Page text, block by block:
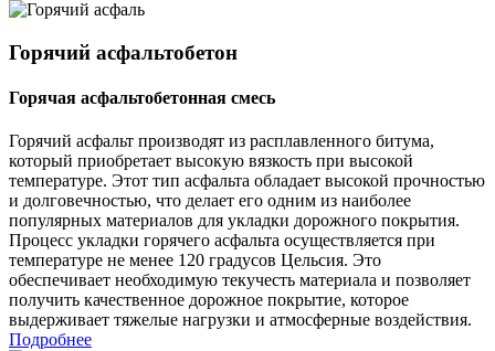
Горячий асфальтобетон
Горячая асфальтобетонная смесь
Горячий асфальт производят из расплавленного битума,
который приобретает высокую вязкость при высокой
температуре. Этот тип асфальта обладает высокой прочностью
и долговечностью, что делает его одним из наиболее
популярных материалов для укладки дорожного покрытия.
Процесс укладки горячего асфальта осуществляется при
температуре не менее 120 градусов Цельсия. Это
обеспечивает необходимую текучесть материала и позволяет
получить качественное дорожное покрытие, которое
выдерживает тяжелые нагрузки и атмосферные воздействия.
Подробнее